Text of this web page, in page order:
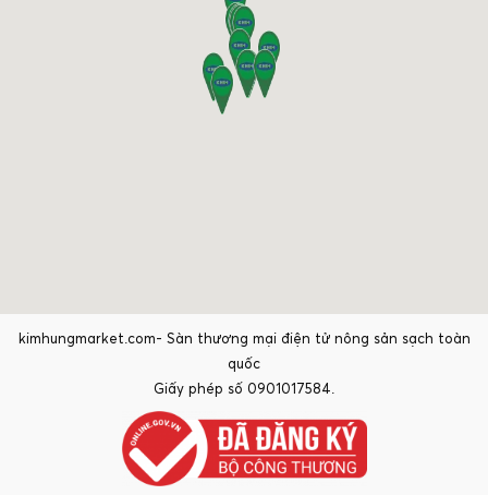
kimhungmarket.com- Sàn thương mại điện tử nông sản sạch toàn
quốc
Giấy phép số 0901017584.